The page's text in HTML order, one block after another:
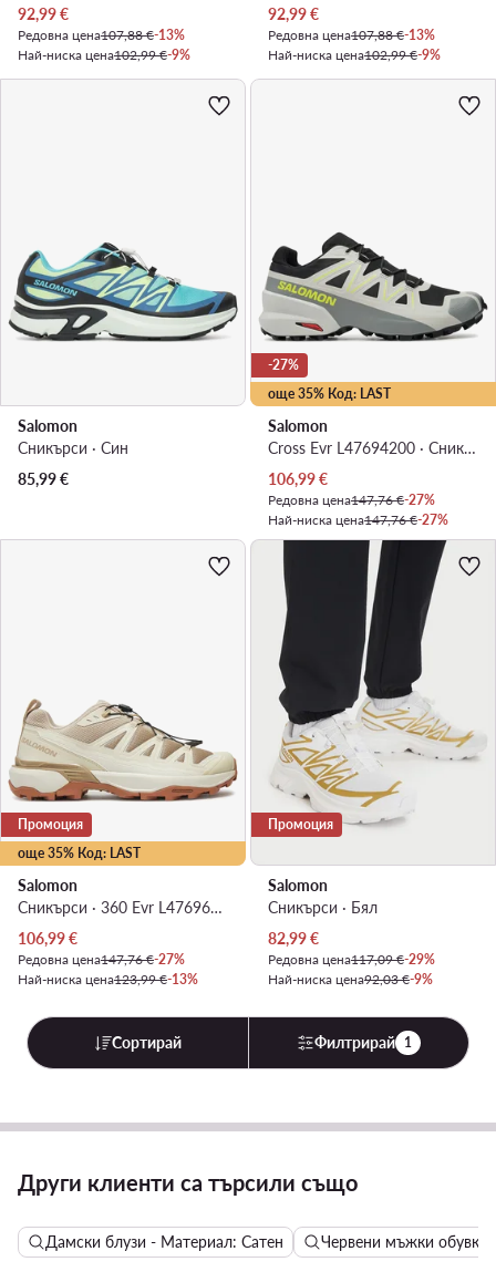
Актуална цена
92,99€
Редовна цена107,88 €-13%
Най-ниска цена102,99 €-9%
Актуална цена
92,99€
Редовна цена107,88 €-13%
Най-ниска цена102,99 €-9%
Salomon
Сникърси · Син
85,99€
още 35% Код: LAST
-27%
Salomon
Cross Evr L47694200 · Сникърси
Актуална цена
106,99€
Редовна цена147,76 €-27%
Най-ниска цена147,76 €-27%
още 35% Код: LAST
Промоция
Salomon
Сникърси · 360 Evr L47696500 · Бял
Актуална цена
106,99€
Редовна цена147,76 €-27%
Най-ниска цена123,99 €-13%
Промоция
Salomon
Сникърси · Бял
Актуална цена
82,99€
Редовна цена117,09 €-29%
Най-ниска цена92,03 €-9%
Сортирай Филтрирай 1
Други клиенти са търсили също
Дамски блузи - Материал: Сатен Червени мъжки обувки